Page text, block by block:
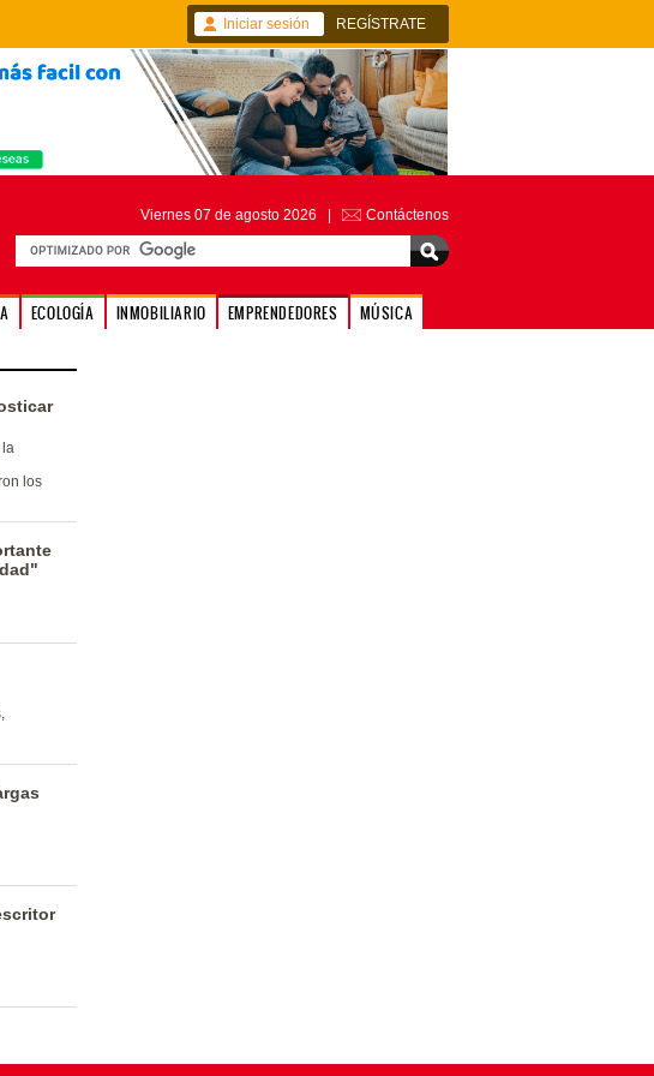
Iniciar sesión REGÍSTRATE
Viernes 07 de agosto 2026 | Contáctenos
ECOLOGÍA INMOBILIARIO EMPRENDEDORES MÚSICA
los